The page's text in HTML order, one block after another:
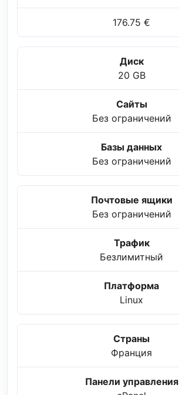
176.75 €
Диск
20 GB
Сайты
Без ограничений
Базы данных
Без ограничений
Почтовые ящики
Без ограничений
Трафик
Безлимитный
Платформа
Linux
Страны
Франция
Панели управления